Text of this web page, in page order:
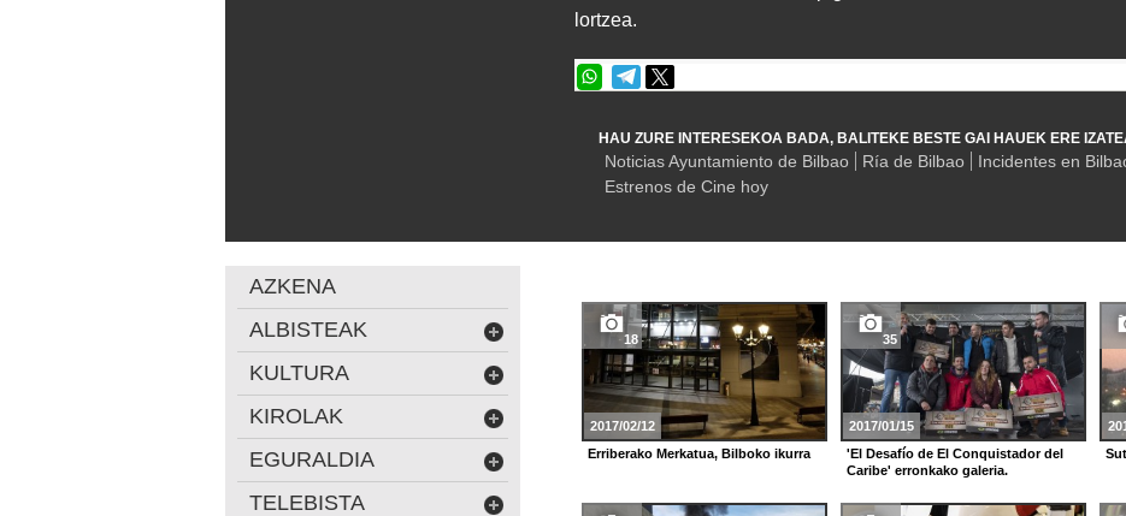
lortzea.
HAU ZURE INTERESEKOA BADA, BALITEKE BESTE GAI HAUEK ERE
Noticias Ayuntamiento de Bilbao Ría de Bilbao Incidentes en
Estrenos de Cine hoy
AZKENA
ALBISTEAK
KULTURA
KIROLAK
EGURALDIA
TELEBISTA
18
2017/02/12
Erriberako Merkatua, Bilboko ikurra
35
2017/01/15
'El Desafío de El Conquistador del
Caribe' erronkako galeria.